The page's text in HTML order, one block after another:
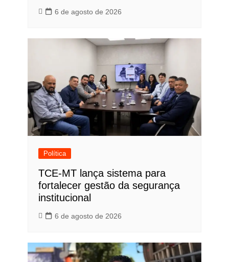
6 de agosto de 2026
Política
TCE-MT lança sistema para
fortalecer gestão da segurança
institucional
6 de agosto de 2026